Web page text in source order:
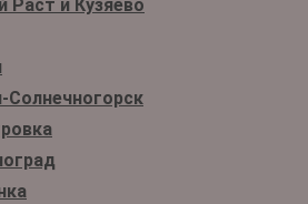
Раст и Кузяево
Солнечногорск